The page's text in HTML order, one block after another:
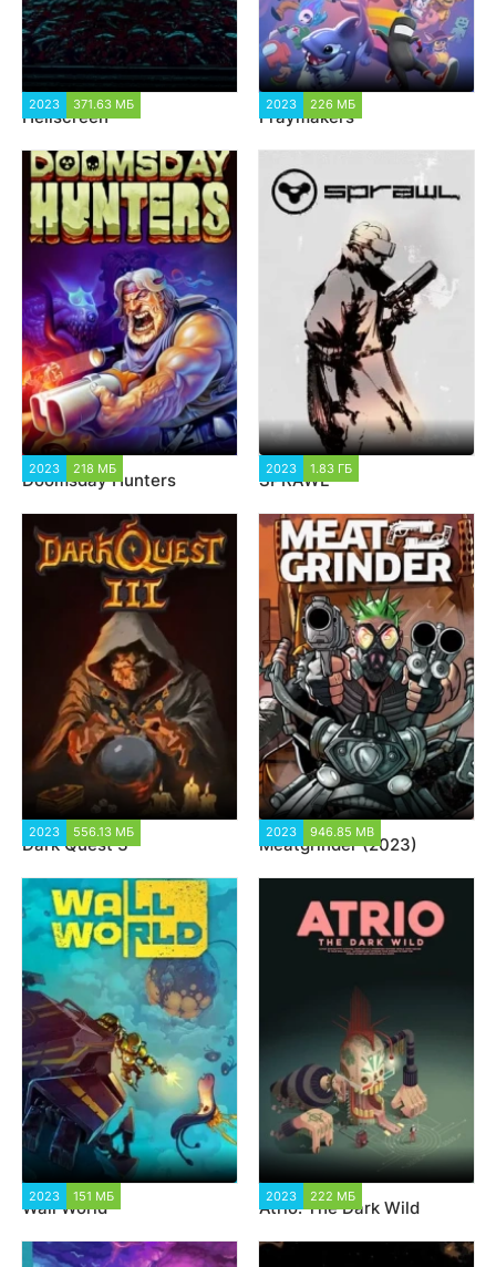
2023 371.63 МБ
Hellscreen
2023 226 МБ
Fraymakers
2023 218 МБ
Doomsday Hunters
2023 1.83 ГБ
SPRAWL
2023 556.13 МБ
Dark Quest 3
2023 946.85 MB
Meatgrinder (2023)
2023 151 МБ
Wall World
2023 222 МБ
Atrio: The Dark Wild